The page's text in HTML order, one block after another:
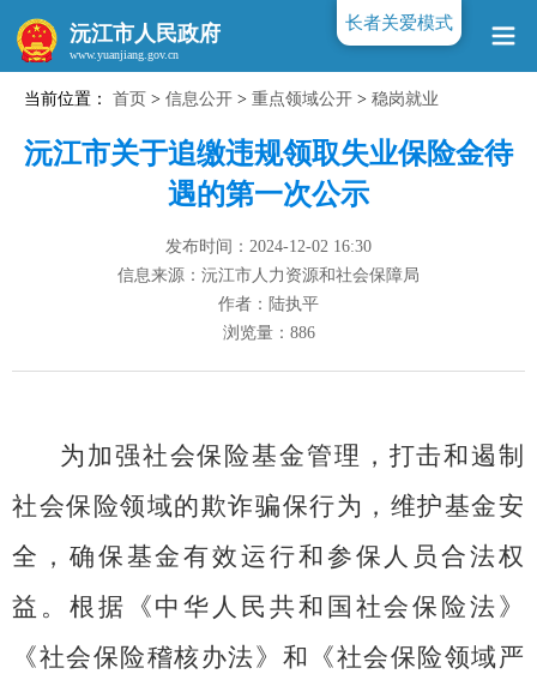
沅江市人民政府
当前位置： 首页 > 信息公开 > 重点领域公开 > 稳岗就业
沅江市关于追缴违规领取失业保险金待
遇的第一次公示
发布时间：2024-12-02 16:30
信息来源：沅江市人力资源和社会保障局
作者：陆执平
浏览量： 886
为加强社会保险基金管理，打击和遏制
社会保险领域的欺诈骗保行为，维护基金安
全，确保基金有效运行和参保人员合法权
益。根据《中华人民共和国社会保险法》
《社会保险稽核办法》和《社会保险领域严
长者关爱模式